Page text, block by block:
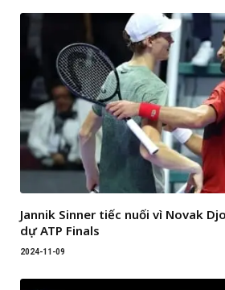
Jannik Sinner tiếc nuối vì Novak
dự ATP Finals
2024-11-09